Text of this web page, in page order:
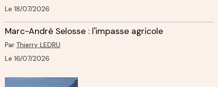
Le 18/07/2026
Marc-André Selosse : l'impasse agricole
Par Thierry LEDRU
Le 16/07/2026